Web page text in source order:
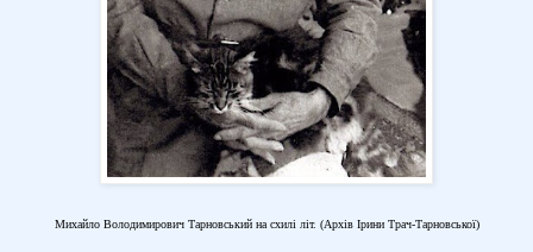
Михайло Володимирович Тарновський на схилі літ. (Архів Ірини Трач-Тарновської)